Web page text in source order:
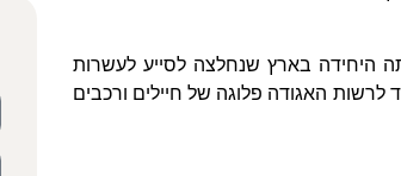
היתה העמותה היחידה בארץ שנחלצה לסייע לעשרות
האגודה פלוגה של חיילים ורכבים